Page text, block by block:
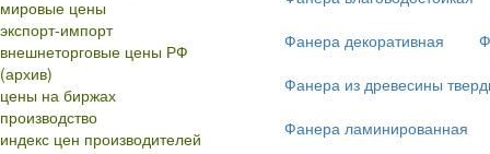
мировые цены
экспорт-импорт
внешнеторговые цены РФ
(архив)
цены на биржах
производство
индекс цен производителей
Фанера декоративная
Фанера из древесины
Фанера ламинированная